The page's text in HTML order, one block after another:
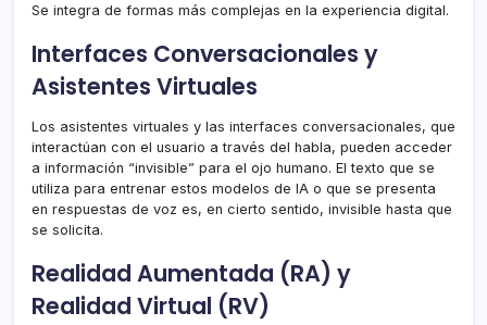
Se integra de formas más complejas en la experiencia digital.
Interfaces Conversacionales y
Asistentes Virtuales
Los asistentes virtuales y las interfaces conversacionales, que
interactúan con el usuario a través del habla, pueden acceder
a información “invisible” para el ojo humano. El texto que se
utiliza para entrenar estos modelos de IA o que se presenta
en respuestas de voz es, en cierto sentido, invisible hasta que
se solicita.
Realidad Aumentada (RA) y
Realidad Virtual (RV)